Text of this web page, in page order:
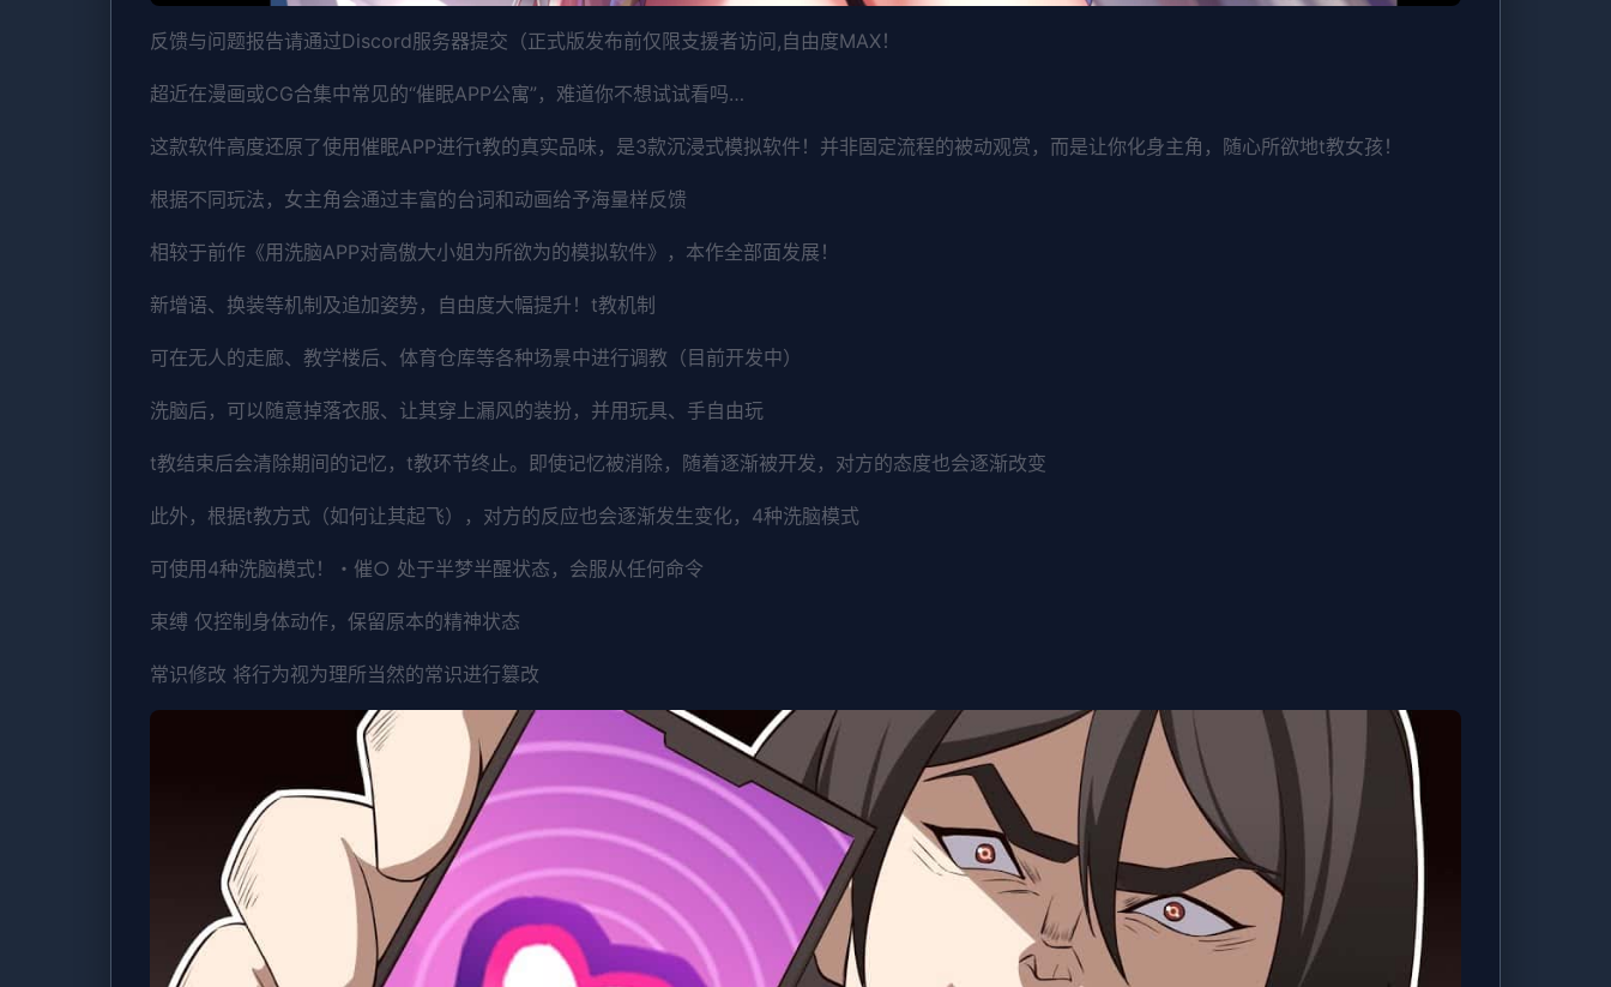
反馈与问题报告请通过Discord服务器提交（正式版发布前仅限支援者访问,自由度MAX！
超近在漫画或CG合集中常见的“催眠APP公寓”，难道你不想试试看吗…
这款软件高度还原了使用催眠APP进行t教的真实品味，是3款沉浸式模拟软件！并非固定流程的被动观赏，而是让你化身主角，随心所欲地t教女孩！
根据不同玩法，女主角会通过丰富的台词和动画给予海量样反馈
相较于前作《用洗脑APP对高傲大小姐为所欲为的模拟软件》，本作全部面发展！
新增语、换装等机制及追加姿势，自由度大幅提升！t教机制
可在无人的走廊、教学楼后、体育仓库等各种场景中进行调教（目前开发中）
洗脑后，可以随意掉落衣服、让其穿上漏风的装扮，并用玩具、手自由玩
t教结束后会清除期间的记忆，t教环节终止。即使记忆被消除，随着逐渐被开发，对方的态度也会逐渐改变
此外，根据t教方式（如何让其起飞），对方的反应也会逐渐发生变化，4种洗脑模式
可使用4种洗脑模式！・催○ 处于半梦半醒状态，会服从任何命令
束缚 仅控制身体动作，保留原本的精神状态
常识修改 将行为视为理所当然的常识进行篡改